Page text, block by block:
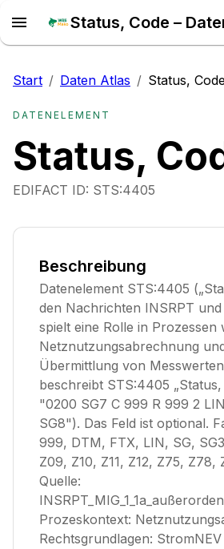
Status, Code –
Start / Daten Atlas / Status,
DATENELEMENT
Status,
EDIFACT ID: STS:4405
Beschreibung
Datenelement STS:4405
den Nachrichten INSRPT
spielt eine Rolle in Prozessen
Netznutzungsabrechnung
Übermittlung von
beschreibt STS:4405
"0200 SG7 C 999 R 999 2
SG8"). Das Feld ist optional.
999, DTM, FTX, LIN, SG,
Z09, Z10, Z11, Z12, Z75, Z78,
Quelle:
Prozeskontext:
Rechtsgrundlagen: